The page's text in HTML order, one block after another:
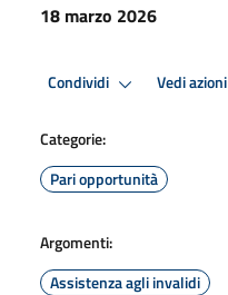
18 marzo 2026
Condividi Vedi azioni
Categorie:
Pari opportunità
Argomenti:
Assistenza agli invalidi